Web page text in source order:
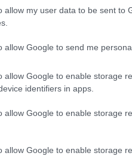
allow my user data to be sent to
allow Google to send me
allow Google to enable storage
identifiers in apps.
allow Google to enable storage
allow Google to enable storage